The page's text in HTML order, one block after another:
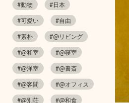
#動物
#日本
#可愛い
#自由
#素朴
#@リビング
#@和室
#@寝室
#@洋室
#@書斎
#@客間
#@オフィス
#@別荘
#@和食